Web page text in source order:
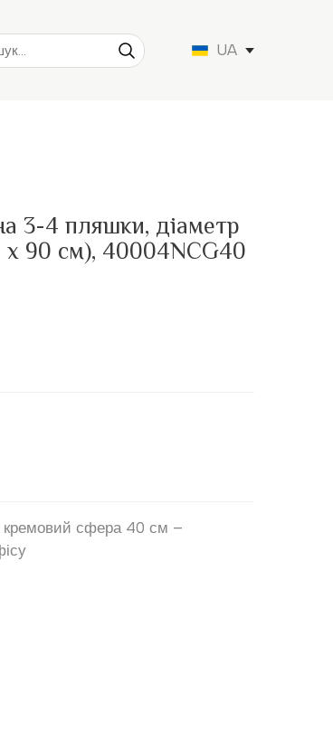
UA
3-4 пляшки, діаметр
90 см), 40004NCG40
кремовий сфера 40 см –